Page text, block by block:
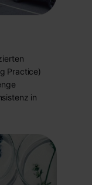
Practice)
in